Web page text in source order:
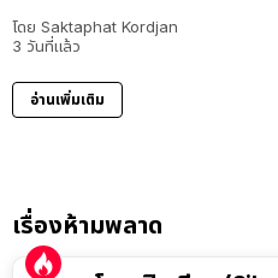
โดย Saktaphat Kordjan
3 วันที่แล้ว
อ่านเพิ่มเติม
เรื่องห้ามพลาด